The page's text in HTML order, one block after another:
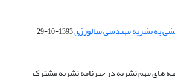
به نشریه مهندسی متالورژی1393-10-29
های مهم نشریه در خبرنامه نشریه مشترک